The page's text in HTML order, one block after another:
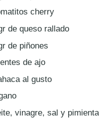
cherry
de queso rallado
de piñones
de ajo
al gusto
vinagre, sal y